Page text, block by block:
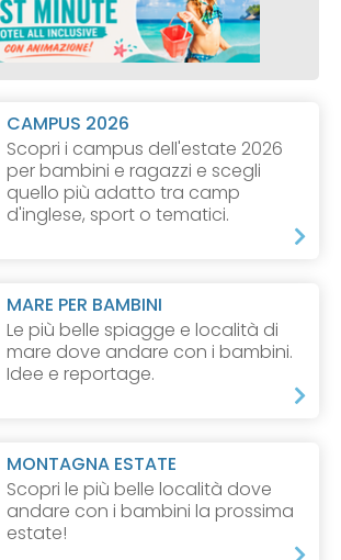
CAMPUS 2026
Scopri i campus dell'estate 2026
per bambini e ragazzi e scegli
quello più adatto tra camp
d'inglese, sport o tematici.
MARE PER BAMBINI
Le più belle spiagge e località di
mare dove andare con i bambini.
Idee e reportage.
MONTAGNA ESTATE
Scopri le più belle località dove
andare con i bambini la prossima
estate!